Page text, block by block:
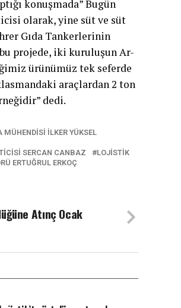
konuşmada” Bugün
olarak, yine süt ve süt
Gıda Tankerlerinin
projede, iki kuruluşun Ar-
ürünümüz tek seferde
araçlardan 2 ton
dedi.
MÜHENDISI İLKER YÜKSEL
SERCAN CANBAZ
LOJISTIK
ERTUĞRUL ERKOÇ
Atınç Ocak